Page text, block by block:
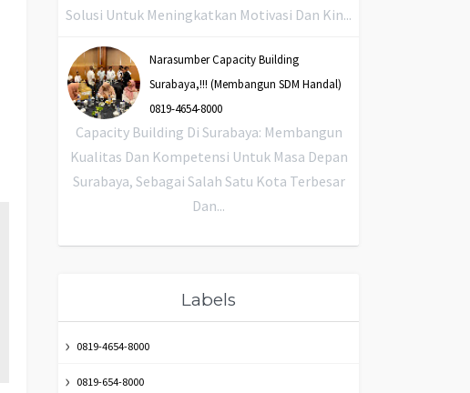
Solusi Untuk Meningkatkan Motivasi Dan Kin...
Narasumber Capacity Building
Surabaya,!!! (Membangun SDM Handal)
0819-4654-8000
Capacity Building Di Surabaya: Membangun
Kualitas Dan Kompetensi Untuk Masa Depan
Surabaya, Sebagai Salah Satu Kota Terbesar
Dan...
Labels
0819-4654-8000
0819-654-8000